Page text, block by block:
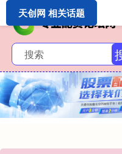
天创网 相关话题